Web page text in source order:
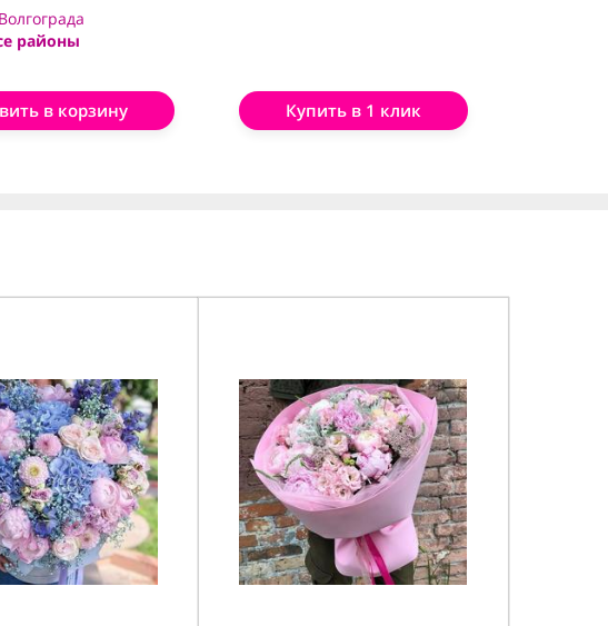
районы
в корзину Купить в 1 клик